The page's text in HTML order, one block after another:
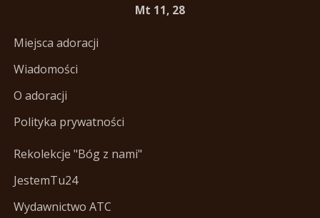
Mt 11, 28
Miejsca adoracji
Wiadomości
O adoracji
Polityka prywatności
Rekolekcje "Bóg z nami"
JestemTu24
Wydawnictwo ATC